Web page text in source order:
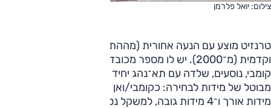
צילום: יואל פלרמן
וקדמית (מ־2000). יש לו מספר מכובד של גרסאות מרכב — ואן,
קומבי, נוסעים, שלדה עם תא־נהג יחיד או כפול — ומספר לא